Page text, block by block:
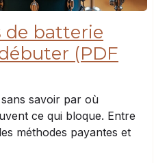
de batterie
(PDF
savoir par où
ce qui bloque. Entre
méthodes payantes et